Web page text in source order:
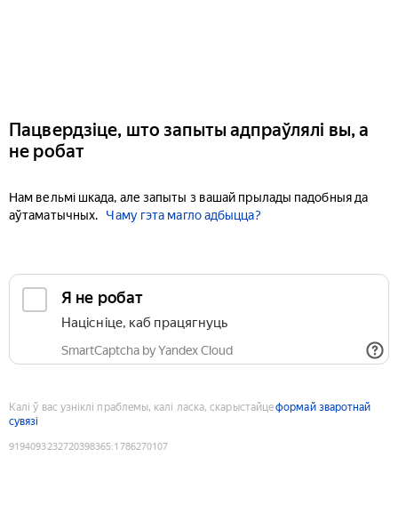
Пацвердзіце, што запыты адпраўлялі вы, а
не робат
Нам вельмі шкада, але запыты з вашай прылады падобныя да
аўтаматычных.
Чаму гэта магло адбыцца?
Я не робат
Націсніце, каб працягнуць
SmartCaptcha by Yandex Cloud
Калі ў вас узніклі праблемы, калі ласка, скарыстайцеформай зваротнай
сувязі
9194093232720398365:1786270107